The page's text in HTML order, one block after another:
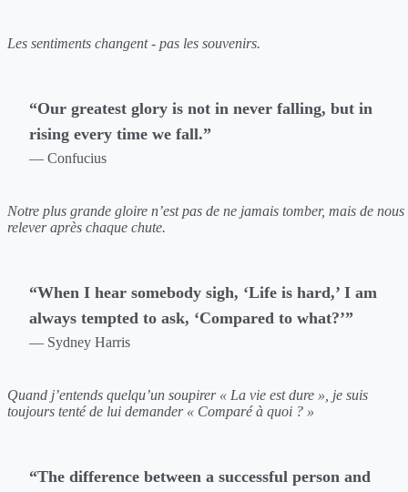
Les sentiments changent - pas les souvenirs.
“Our greatest glory is not in never falling, but in
rising every time we fall.”
— Confucius
Notre plus grande gloire n’est pas de ne jamais tomber, mais de nous
relever après chaque chute.
“When I hear somebody sigh, ‘Life is hard,’ I am
always tempted to ask, ‘Compared to what?’”
— Sydney Harris
Quand j’entends quelqu’un soupirer « La vie est dure », je suis
toujours tenté de lui demander « Comparé à quoi ? »
“The difference between a successful person and